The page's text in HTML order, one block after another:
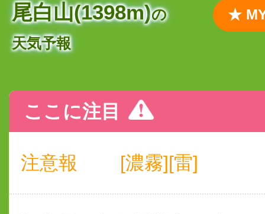
尾白山(1398m)の
天気予報
★
ここに注目
注意報 [濃霧][雷]